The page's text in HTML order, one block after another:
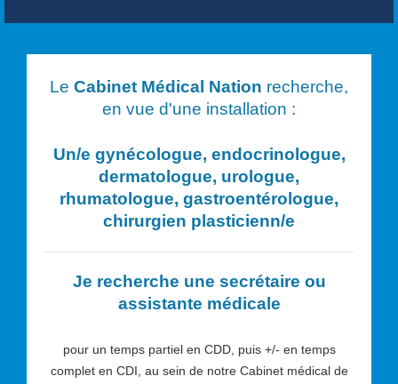
Le Cabinet Médical Nation recherche,
en vue d'une installation :
Un/e gynécologue, endocrinologue,
dermatologue, urologue,
rhumatologue, gastroentérologue,
chirurgien plasticienn/e
Je recherche une secrétaire ou
assistante médicale
pour un temps partiel en CDD, puis +/- en temps
complet en CDI, au sein de notre Cabinet médical de